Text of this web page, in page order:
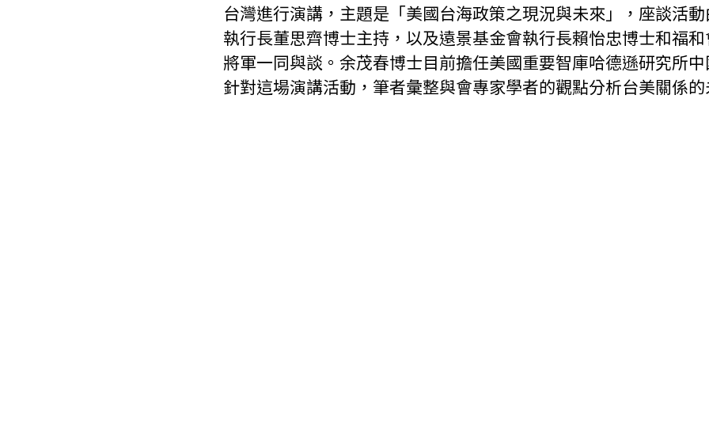
台灣進行演講，主題是「美國台海政策之現況與未來」，座談活
執行長董思齊博士主持，以及遠景基金會執行長賴怡忠博士和福
將軍一同與談。余茂春博士目前擔任美國重要智庫哈德遜研究所中
針對這場演講活動，筆者彙整與會專家學者的觀點分析台美關係的